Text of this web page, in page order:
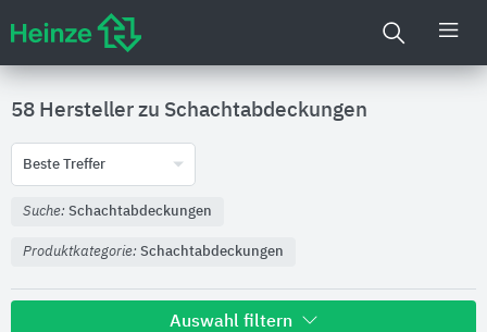
58 Hersteller zu Schachtabdeckungen
Beste Treffer
Suche: Schachtabdeckungen
Produktkategorie: Schachtabdeckungen
Auswahl filtern